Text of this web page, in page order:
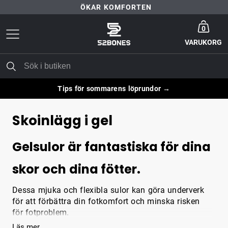
ÖKAR KOMFORTEN
30 DAGARS NÖJD-KUND-GARANTI
0
VARUKORG
Tips för sommarens löprundor →
Skoinlägg i gel
Gelsulor är fantastiska för dina
skor och dina fötter.
Dessa mjuka och flexibla sulor kan göra underverk
för att förbättra din fotkomfort och minska risken
för fotproblem.